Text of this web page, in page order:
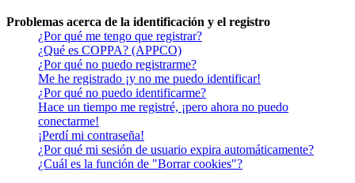
Problemas acerca de la identificación y el registro
¿Por qué me tengo que registrar?
¿Qué es COPPA? (APPCO)
¿Por qué no puedo registrarme?
Me he registrado ¡y no me puedo identificar!
¿Por qué no puedo identificarme?
Hace un tiempo me registré, ¡pero ahora no puedo
conectarme!
¡Perdí mi contraseña!
¿Por qué mi sesión de usuario expira automáticamente?
¿Cuál es la función de "Borrar cookies"?